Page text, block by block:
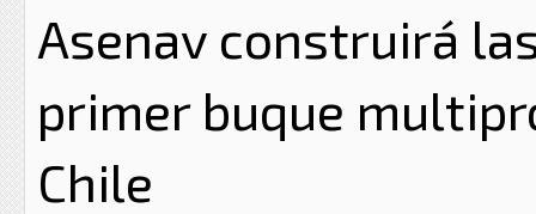
Asenav construirá
primer buque
Chile